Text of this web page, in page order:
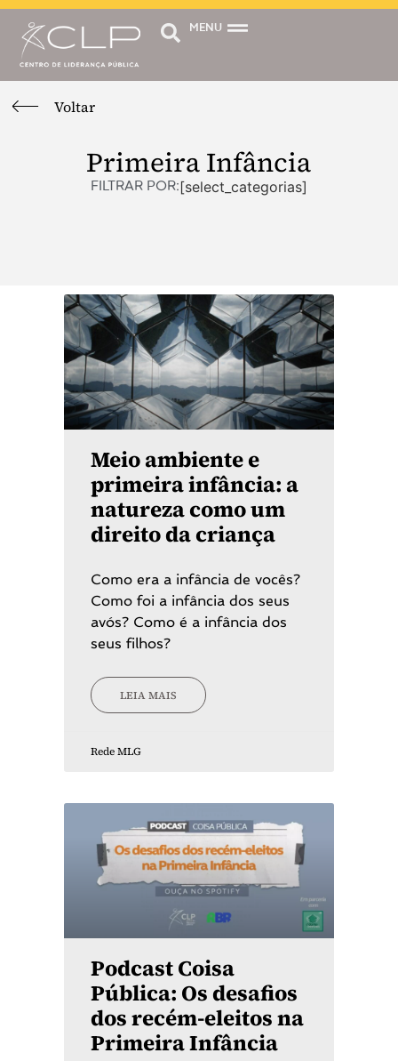
MENU
Voltar
Primeira Infância
FILTRAR POR:[select_categorias]
Meio ambiente e
primeira infância: a
natureza como um
direito da criança
Como era a infância de vocês?
Como foi a infância dos seus
avós? Como é a infância dos
seus filhos?
LEIA MAIS
Rede MLG
Podcast Coisa
Pública: Os desafios
dos recém-eleitos na
Primeira Infância